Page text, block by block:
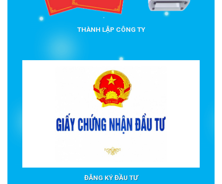
THÀNH LẬP CÔNG TY
ĐĂNG KÝ ĐẦU TƯ